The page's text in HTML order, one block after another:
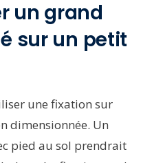
un grand
sur un petit
une fixation sur
dimensionnée. Un
pied au sol prendrait